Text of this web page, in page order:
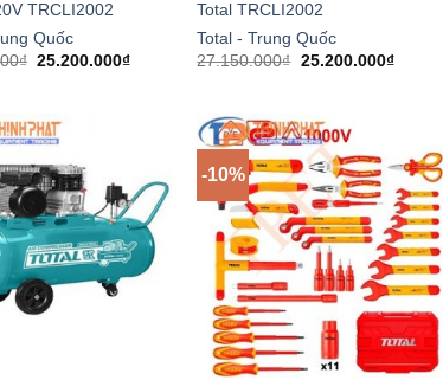
TRCLI2002
Quốc
₫ Giá
25.200.000₫Giá
25.200.000₫.
Total TRCLI2002
Total - Trung Quốc
27.150.000₫ Giá
25.200.000₫Giá
-10%